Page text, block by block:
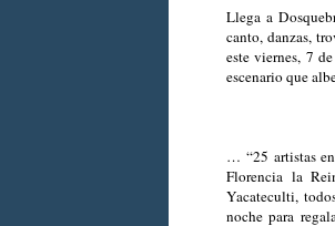
Llega a
canto, danzas,
este viernes, 7
escenario que
… “25 artistas
Florencia la
Yacateculti,
noche para